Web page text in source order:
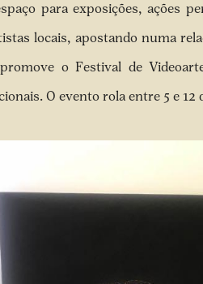
para exposições, ações
locais, apostando numa
o Festival de
O evento rola entre 5 e